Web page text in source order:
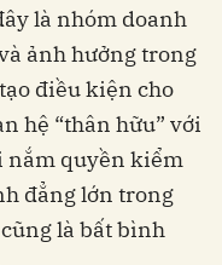
là nhóm doanh
ảnh hưởng trong
điều kiện cho
hệ “thân hữu” với
nắm quyền kiểm
đẳng lớn trong
là bất bình